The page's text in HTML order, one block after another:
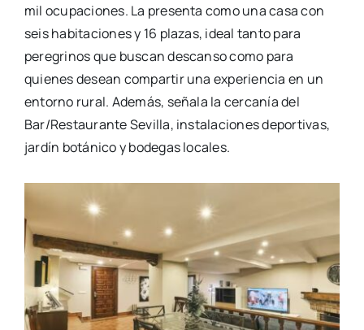
mil ocupaciones. La presenta como una casa con
seis habitaciones y 16 plazas, ideal tanto para
peregrinos que buscan descanso como para
quienes desean compartir una experiencia en un
entorno rural. Además, señala la cercanía del
Bar/Restaurante Sevilla, instalaciones deportivas,
jardín botánico y bodegas locales.